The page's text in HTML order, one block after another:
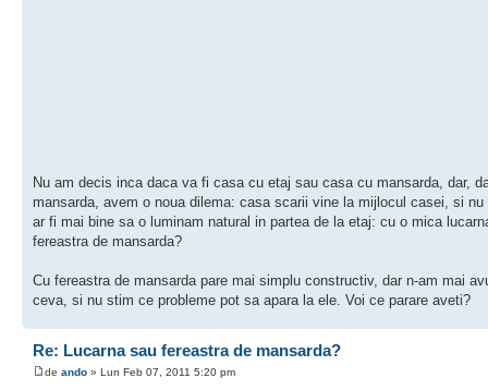
Nu am decis inca daca va fi casa cu etaj sau casa cu mansarda, dar,
mansarda, avem o noua dilema: casa scarii vine la mijlocul casei, si
ar fi mai bine sa o luminam natural in partea de la etaj: cu o mica
fereastra de mansarda?
Cu fereastra de mansarda pare mai simplu constructiv, dar n-am mai
ceva, si nu stim ce probleme pot sa apara la ele. Voi ce parare aveti?
Re: Lucarna sau fereastra de mansarda?
de ando » Lun Feb 07, 2011 5:20 pm